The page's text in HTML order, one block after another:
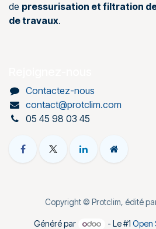
de pressurisation et filtration
de travaux.
Contactez-nous
contact@protclim.com
05 45 98 03 45
Copyright © Protclim, édité
Généré par - Le #1Open